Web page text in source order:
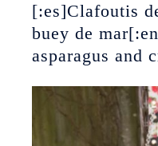
[:es]Clafoutis
buey de
asparagus and